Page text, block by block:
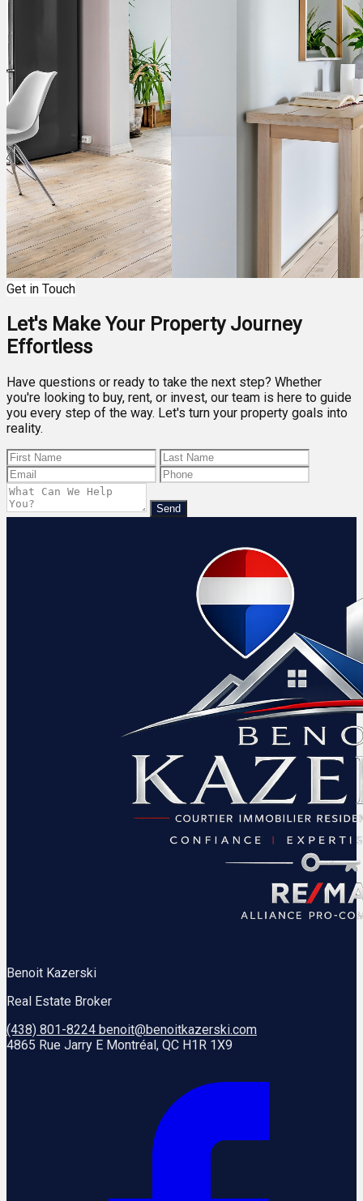
Get in Touch
Let's Make Your Property Journey
Effortless
Have questions or ready to take the next step? Whether
you're looking to buy, rent, or invest, our team is here to guide
you every step of the way. Let's turn your property goals into
reality.
Send
Benoit Kazerski
Real Estate Broker
(438) 801-8224 benoit@benoitkazerski.com
4865 Rue Jarry E Montréal, QC H1R 1X9